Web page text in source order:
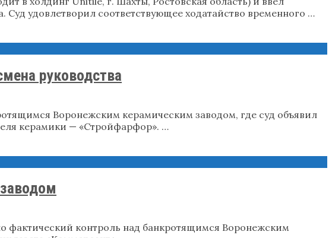
удовлетворил соответствующее ходатайство временного …
руководства
Воронежским керамическим заводом, где суд объявил
керамики — «Стройфарфор». …
фактический контроль над банкротящимся Воронежским